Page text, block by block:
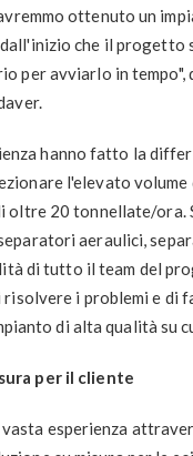
ottenuto un
che il progetto
per avviarlo in
hanno fatto la
l'elevato
20 tonnellate/ora.
aeraulici,
di tutto il team del
i problemi e di
di alta qualità su
per il cliente
esperienza